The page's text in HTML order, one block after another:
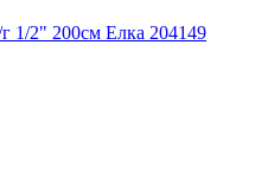
1/2" 200см Елка 204149